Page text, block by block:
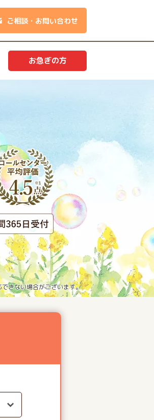
ご相談・お問い合わせ
お急ぎの方
ない場合がございます。